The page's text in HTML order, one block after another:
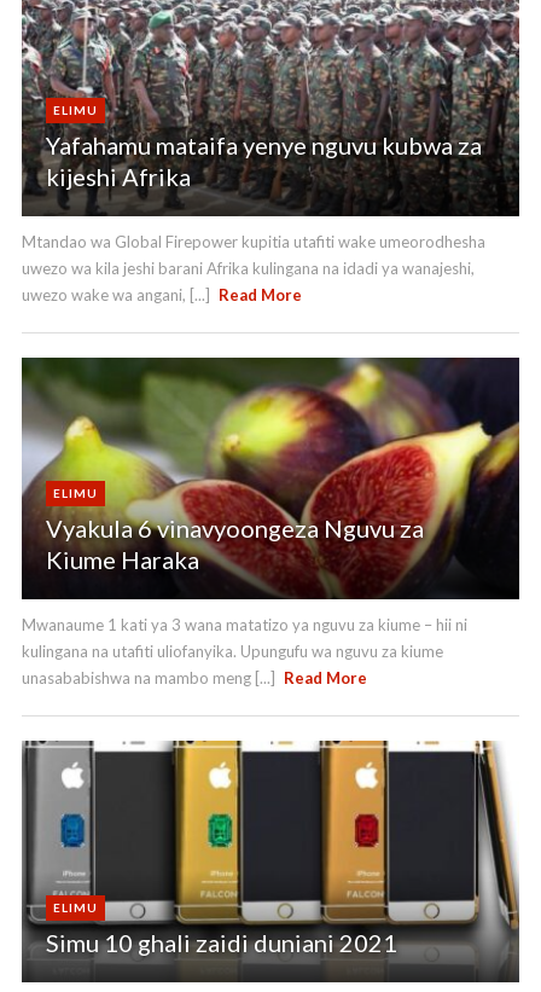
ELIMU
Yafahamu mataifa yenye nguvu kubwa za
kijeshi Afrika
Mtandao wa Global Firepower kupitia utafiti wake umeorodhesha
uwezo wa kila jeshi barani Afrika kulingana na idadi ya wanajeshi,
uwezo wake wa angani, [...]
Read More
ELIMU
Vyakula 6 vinavyoongeza Nguvu za
Kiume Haraka
Mwanaume 1 kati ya 3 wana matatizo ya nguvu za kiume – hii ni
kulingana na utafiti uliofanyika. Upungufu wa nguvu za kiume
unasababishwa na mambo meng [...]
Read More
ELIMU
Simu 10 ghali zaidi duniani 2021